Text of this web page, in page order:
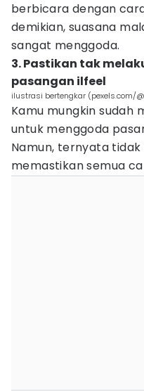
berbicara dengan
demikian, suasana
sangat menggoda.
3. Pastikan tak
pasangan ilfeel
ilustrasi bertengkar (pexels.com/
Kamu mungkin sudah
untuk menggoda
Namun, ternyata
memastikan semua